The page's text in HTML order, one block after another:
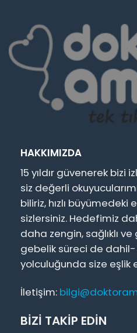
HAKKIMIZDA
15 yıldır güvenerek bizi
siz değerli
biliriz, hızlı
sizlersiniz. Hedefimiz
daha zengin, sağlıklı
gebelik süreci de dahil-
yolculuğunda size eşlik
İletişim:
BİZİ TAKİP EDİN